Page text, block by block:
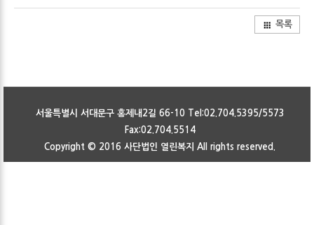
Twitter
목록
서울특별시 서대문구 홍제내2길 66-10 Tel:02.704.5395/5573
Fax:02.704.5514
Copyright © 2016 사단법인 열린복지 All rights reserved.